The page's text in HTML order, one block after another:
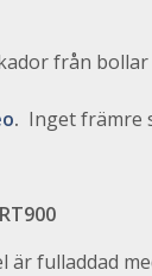
från bollar
. Inget främre
är fulladdad